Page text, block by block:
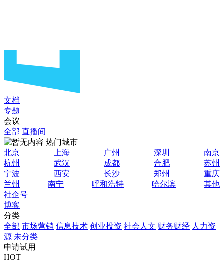
文档
专题
会议
全部 直播间
热门城市
北京
上海 广州 深圳
南京
杭州
武汉 成都 合肥
苏州
宁波
西安 长沙 郑州
重庆
兰州
南宁 呼和浩特 哈尔滨
其他
社企号
博客
分类
全部 市场营销 信息技术 创业投资 社会人文 财务财经 人力资
源 未分类
申请试用
HOT